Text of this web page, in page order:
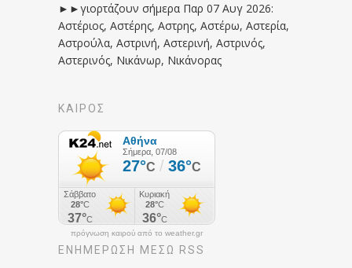
►►γιορτάζουν σήμερα Παρ 07 Αυγ 2026:
Αστέριος, Αστέρης, Αστρης, Αστέρω, Αστερία,
Αστρούλα, Αστρινή, Αστερινή, Αστρινός,
Αστερινός, Νικάνωρ, Νικάνορας
ΚΑΙΡΟΣ
πρόγνωση καιρού από το weather.gr
ΕΝΗΜΈΡΩΣΉ ΜΕΣΩ RSS